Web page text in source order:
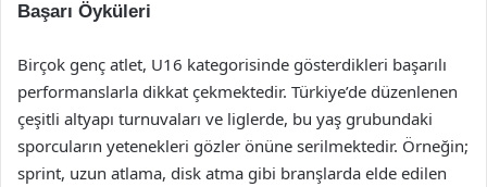
Başarı Öyküleri
Birçok genç atlet, U16 kategorisinde gösterdikleri başarılı
performanslarla dikkat çekmektedir. Türkiye’de düzenlenen
çeşitli altyapı turnuvaları ve liglerde, bu yaş grubundaki
sporcuların yetenekleri gözler önüne serilmektedir. Örneğin;
sprint, uzun atlama, disk atma gibi branşlarda elde edilen